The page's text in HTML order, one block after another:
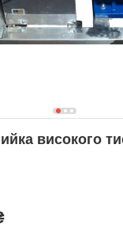
високого